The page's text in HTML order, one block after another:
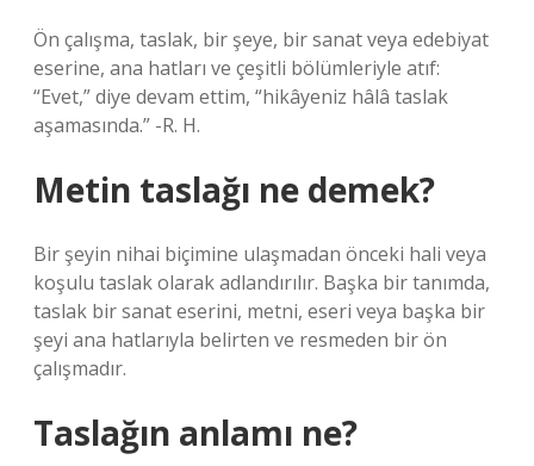
Ön çalışma, taslak, bir şeye, bir sanat veya edebiyat
eserine, ana hatları ve çeşitli bölümleriyle atıf:
“Evet,” diye devam ettim, “hikâyeniz hâlâ taslak
aşamasında.” -R. H.
Metin taslağı ne demek?
Bir şeyin nihai biçimine ulaşmadan önceki hali veya
koşulu taslak olarak adlandırılır. Başka bir tanımda,
taslak bir sanat eserini, metni, eseri veya başka bir
şeyi ana hatlarıyla belirten ve resmeden bir ön
çalışmadır.
Taslağın anlamı ne?